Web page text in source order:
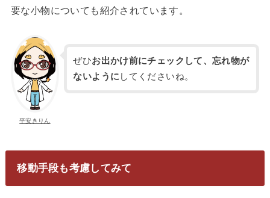
要な小物についても紹介されています。
平安きりん
ぜひお出かけ前にチェックして、忘れ物が
ないように してくださいね。
移動手段も考慮してみて